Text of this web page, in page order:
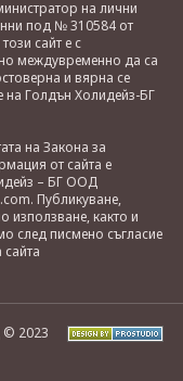
на лични
под № 310584 от
сайт е с
междувременно да са
и вярна се
на Голдън Холидейз-БГ
на Закона за
от сайта е
– БГ ООД
Публикуване,
както и
след писмено съгласие
© 2023